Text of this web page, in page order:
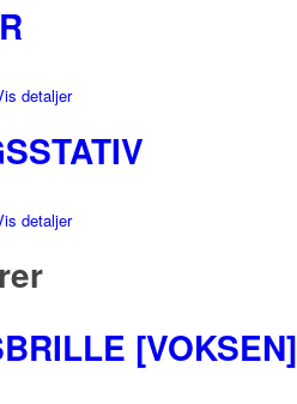
detaljer
detaljer
[VOKSEN]